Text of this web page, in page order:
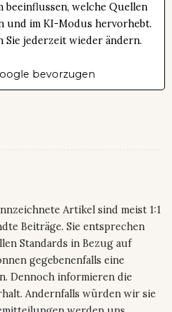
beeinflussen, welche Quellen
und im KI-Modus hervorhebt.
Sie jederzeit wieder ändern.
bevorzugen
Artikel sind meist 1:1
Beiträge. Sie entsprechen
Standards in Bezug auf
gegebenenfalls eine
Dennoch informieren die
Andernfalls würden wir sie